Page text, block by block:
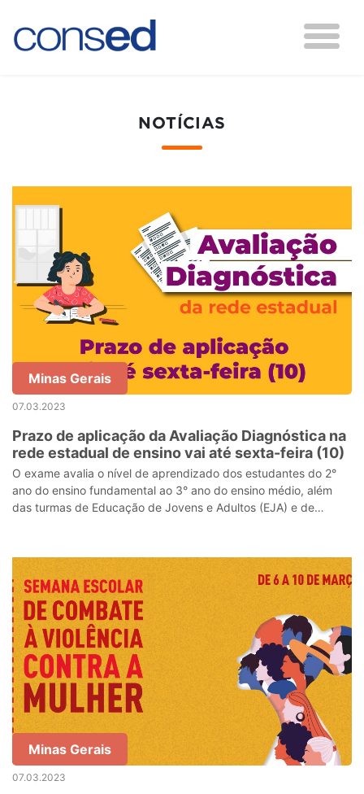
NOTÍCIAS
Minas Gerais
07.03.2023
Prazo de aplicação da Avaliação Diagnóstica na
rede estadual de ensino vai até sexta-feira (10)
O exame avalia o nível de aprendizado dos estudantes do 2°
ano do ensino fundamental ao 3° ano do ensino médio, além
das turmas de Educação de Jovens e Adultos (EJA) e de
Minas Gerais
07.03.2023